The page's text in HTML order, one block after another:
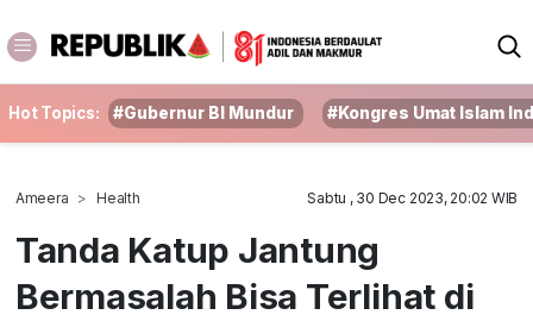
Hot Topics: #Gubernur BI Mundur #Kongres Umat Islam
Ameera Health Sabtu , 30 Dec 2023, 20:02 WIB
Tanda Katup Jantung
Bermasalah Bisa Terlihat di